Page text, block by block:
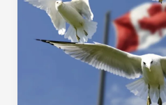
imigrantes
expatriados